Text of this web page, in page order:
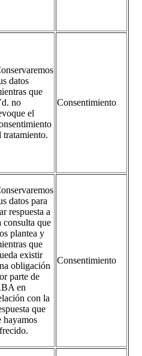
datos
que
no
el
tratamiento.
Consentimiento
datos para
respuesta a
consulta que
plantea y
que
existir
obligación
parte de
en
con la
que
hayamos
Consentimiento